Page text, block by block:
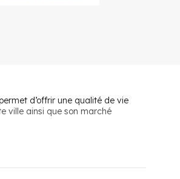
d’offrir une qualité de vie
ville ainsi que son marché